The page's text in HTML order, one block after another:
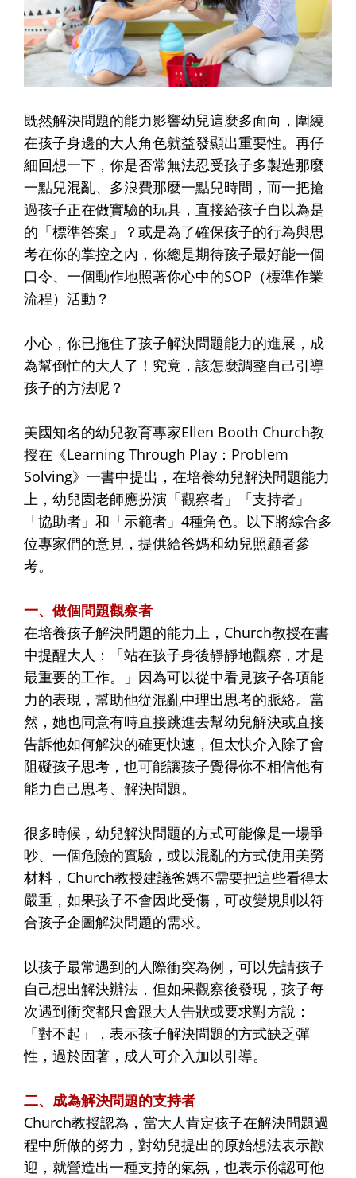
既然解決問題的能力影響幼兒這麼多面向，圍繞
在孩子身邊的大人角色就益發顯出重要性。再仔
細回想一下，你是否常無法忍受孩子多製造那麼
一點兒混亂、多浪費那麼一點兒時間，而一把搶
過孩子正在做實驗的玩具，直接給孩子自以為是
的「標準答案」？或是為了確保孩子的行為與思
考在你的掌控之內，你總是期待孩子最好能一個
口令、一個動作地照著你心中的SOP（標準作業
流程）活動？
小心，你已拖住了孩子解決問題能力的進展，成
為幫倒忙的大人了！究竟，該怎麼調整自己引導
孩子的方法呢？
美國知名的幼兒教育專家Ellen Booth Church教
授在《Learning Through Play：Problem
Solving》一書中提出，在培養幼兒解決問題能力
上，幼兒園老師應扮演「觀察者」「支持者」
「協助者」和「示範者」4種角色。以下將綜合多
位專家們的意見，提供給爸媽和幼兒照顧者參
考。
一、做個問題觀察者
在培養孩子解決問題的能力上，Church教授在書
中提醒大人：「站在孩子身後靜靜地觀察，才是
最重要的工作。」因為可以從中看見孩子各項能
力的表現，幫助他從混亂中理出思考的脈絡。當
然，她也同意有時直接跳進去幫幼兒解決或直接
告訴他如何解決的確更快速，但太快介入除了會
阻礙孩子思考，也可能讓孩子覺得你不相信他有
能力自己思考、解決問題。
很多時候，幼兒解決問題的方式可能像是一場爭
吵、一個危險的實驗，或以混亂的方式使用美勞
材料，Church教授建議爸媽不需要把這些看得太
嚴重，如果孩子不會因此受傷，可改變規則以符
合孩子企圖解決問題的需求。
以孩子最常遇到的人際衝突為例，可以先請孩子
自己想出解決辦法，但如果觀察後發現，孩子每
次遇到衝突都只會跟大人告狀或要求對方說：
「對不起」，表示孩子解決問題的方式缺乏彈
性，過於固著，成人可介入加以引導。
二、成為解決問題的支持者
Church教授認為，當大人肯定孩子在解決問題過
程中所做的努力，對幼兒提出的原始想法表示歡
迎，就營造出一種支持的氣氛，也表示你認可他